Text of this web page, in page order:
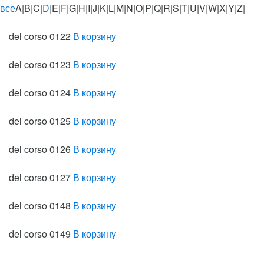
всеA|B|C|D|E|F|G|H|I|J|K|L|M|N|O|P|Q|R|S|T|U|V|W|X|Y|Z|
del corso 0122 В корзину
del corso 0123 В корзину
del corso 0124 В корзину
del corso 0125 В корзину
del corso 0126 В корзину
del corso 0127 В корзину
del corso 0148 В корзину
del corso 0149 В корзину